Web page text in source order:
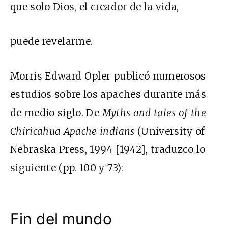
que solo Dios, el creador de la vida,
puede revelarme.
Morris Edward Opler publicó numerosos
estudios sobre los apaches durante más
de medio siglo. DeMyths and tales of the
Chiricahua Apache indians (University of
Nebraska Press, 1994 [1942], traduzco lo
siguiente (pp. 100 y 73):
Fin del mundo